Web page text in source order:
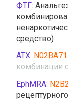
ФТГ:
средство)
АТХ: N02BA71
комбинации
EphMRA: